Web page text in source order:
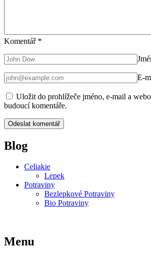
Komentář *
E-
Uložit do prohlížeče jméno, e-mail a
budoucí komentáře.
Blog
Celiakie
Lepek
Potraviny
Bezlepkové Potraviny
Bio Potraviny
Menu